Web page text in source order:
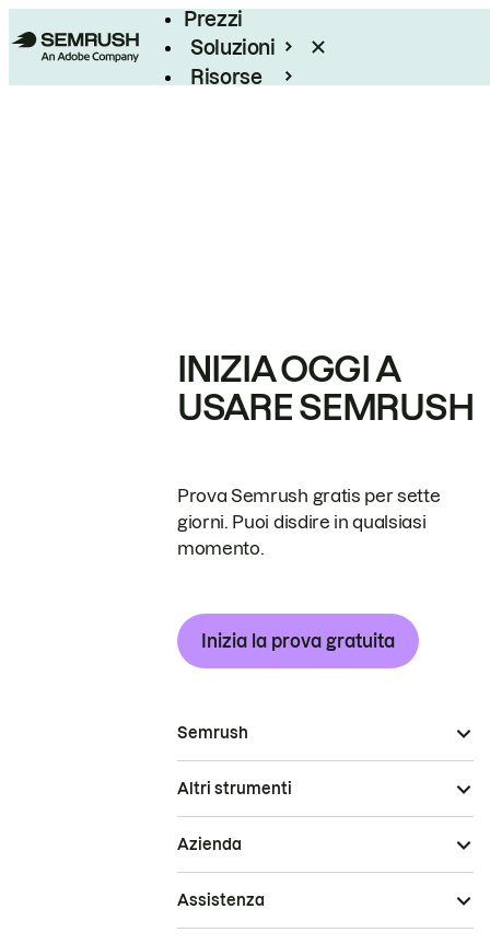
Prezzi
Soluzioni
Risorse
INIZIA OGGI A
USARE SEMRUSH
Prova Semrush gratis per sette
giorni. Puoi disdire in qualsiasi
momento.
Inizia la prova gratuita
Semrush
Altri strumenti
Azienda
Assistenza